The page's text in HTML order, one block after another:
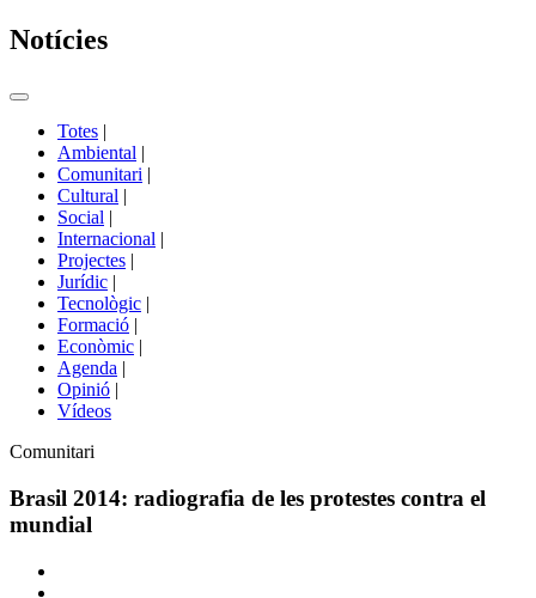
Notícies
Commutador
portals
Totes |
Ambiental |
Comunitari |
Cultural |
Social |
Internacional |
Projectes |
Jurídic |
Tecnològic |
Formació |
Econòmic |
Agenda |
Opinió |
Vídeos
Àmbit
la
Comunitari
Brasil 2014: radiografia de les protestes contra el
mundial
Comparteix